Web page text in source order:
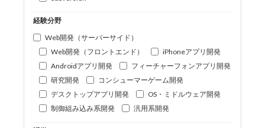
経験分野
Web開発（サーバーサイド）
Web開発（フロントエンド）
iPhoneアプリ開発
Androidアプリ開発
フィーチャーフォンアプリ開発
研究開発
コンシューマーゲーム開発
デスクトップアプリ開発
OS・ミドルウェア開発
制御組み込み系開発
汎用系開発